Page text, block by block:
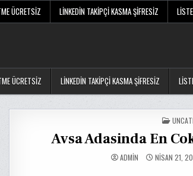
ÜCRETSIZ LINKEDIN TAKIPÇI KASMA ŞIFRESIZ LISTE
ÜCRETSIZ LINKEDIN TAKIPÇI KASMA ŞIFRESIZ
IN
Avsa Adasinda En
ADMIN NISAN 21,